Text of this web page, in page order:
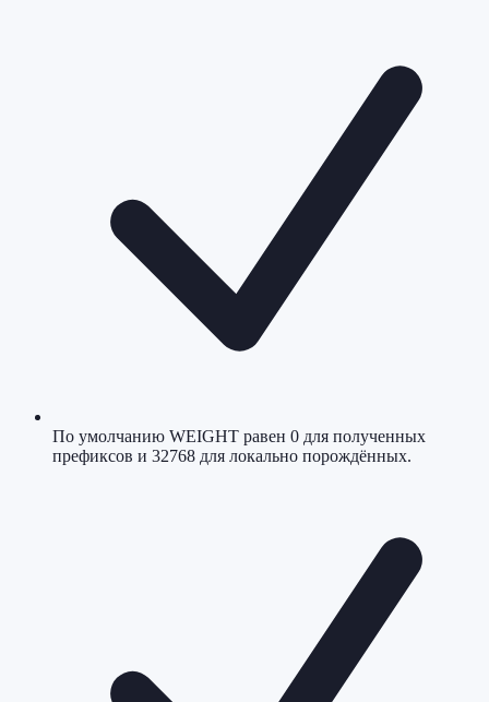
По умолчанию WEIGHT равен 0 для полученных
префиксов и 32768 для локально порождённых.